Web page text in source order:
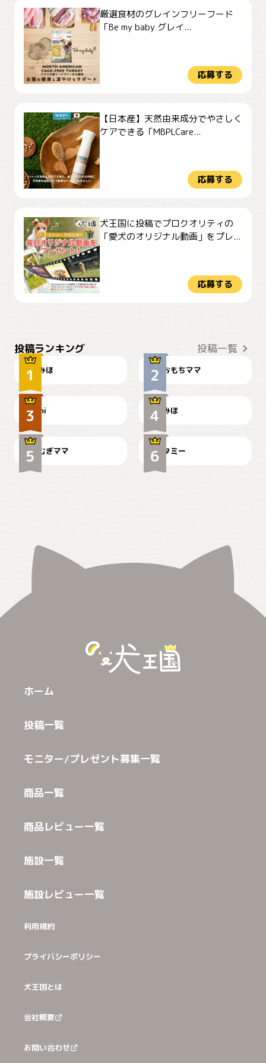
厳選食材のグレインフリーフード
「Be my baby グレイ...
応募する
【日本産】天然由来成分でやさしく
ケアできる「MBPLCare...
応募する
犬王国に投稿でプロクオリティの
「愛犬のオリジナル動画」をプレ...
応募する
投稿ランキング 投稿一覧
みほ おもちママ
可愛い？
mi
見てるぞぉ
みほ
🌻とむぎ！
むぎママ
ドーベルマンのお友達邸に
て
タミー
ホーム
投稿一覧
モニター/プレゼント募集一覧
商品一覧
商品レビュー一覧
施設一覧
施設レビュー一覧
利用規約
プライバシーポリシー
犬王国とは
会社概要
お問い合わせ